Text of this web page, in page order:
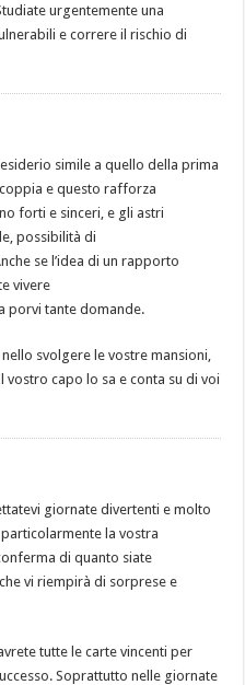
urgentemente una
e correre il rischio di
simile a quello della prima
e questo rafforza
forti e sinceri, e gli astri
possibilità di
se l’idea di un rapporto
vivere
porvi tante domande.
svolgere le vostre mansioni,
capo lo sa e conta su di voi
giornate divertenti e molto
la vostra
di quanto siate
vi riempirà di sorprese e
tutte le carte vincenti per
Soprattutto nelle giornate